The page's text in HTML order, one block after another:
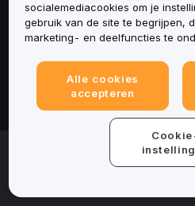
Ondersteuning
Juridisch
© 2025-2026 Bybit.eu. Alle
socialemediacookies om je
gebruik van de site te begrijpen,
marketing- en deelfuncties te
Alle cookies
accepteren